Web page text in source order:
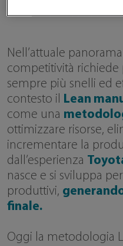
Nell’attuale
competitività richiede
sempre più snelli ed
contesto il
Lean
come una
ottimizzare risorse,
incrementare la
dall’esperienza
nasce e si sviluppa
produttivi,
finale.
Oggi la metodologia